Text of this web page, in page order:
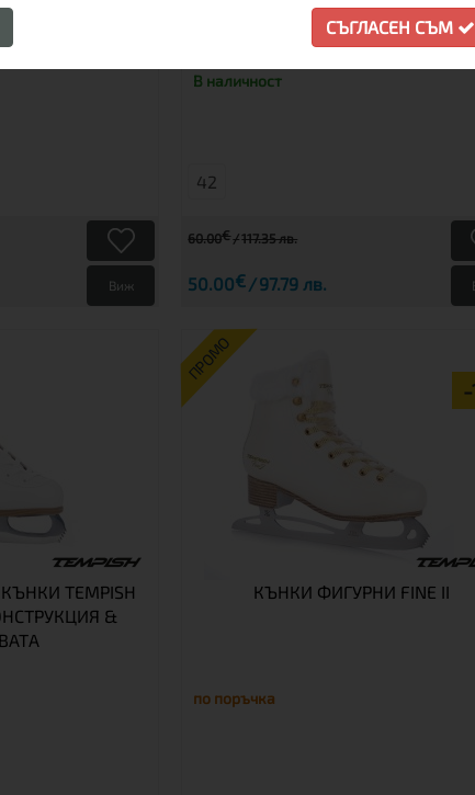
Виж
В наличност
42
60.00€ 117.35 лв.
50.00€ 97.79 лв.
TEMPISH
&
ПРОМО
КЪНКИ ФИГУРНИ FINE II
по поръчка
СЪГЛАСЕН СЪМ